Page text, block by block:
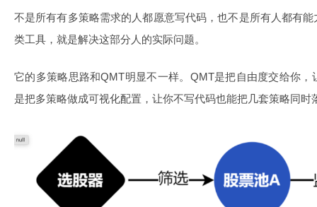
不是所有有多策略需求的人都愿意写代码，也不是所有人都有
类工具，就是解决这部分人的实际问题。
它的多策略思路和QMT明显不一样。QMT是把自由度交给你
是把多策略做成可视化配置，让你不写代码也能把几套策略同时